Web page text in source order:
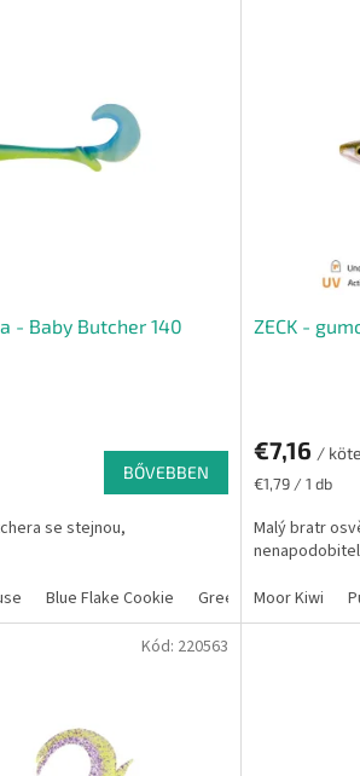
- Baby Butcher 140
BŐVEBBEN
se stejnou,
Blue Flake Cookie Green Fire Kiwi
ZECK -
€7,16 /
Egységár:
€1,79 / 1 db
Malý bratr
Moor Kiwi
Kód: 220563